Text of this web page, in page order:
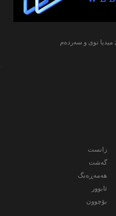
نوی و سەردەم
زانست
گەشت
هەمەڕەنگ
ئابوور
بۆچوون